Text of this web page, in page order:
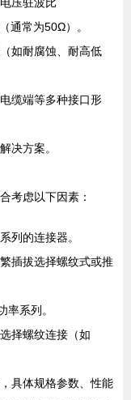
通常为50Ω）。
如耐腐蚀、耐高低
缆端等多种接口形
决方案。
考虑以下因素：
列的连接器。
插拔选择螺纹式或推
率系列。
择螺纹连接（如
具体规格参数、性能